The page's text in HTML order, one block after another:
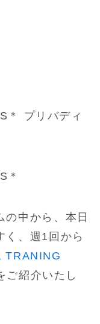
＊ プリバディ
＊
の中から、本日
く、週1回から
TRANING
ご紹介いたし